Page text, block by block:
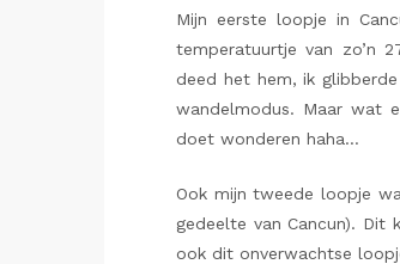
Mijn eerste loopje in
temperatuurtje van zo’n
deed het hem, ik
wandelmodus. Maar wat
doet wonderen haha…
Ook mijn tweede loopje
gedeelte van Cancun). Dit
ook dit onverwachtse